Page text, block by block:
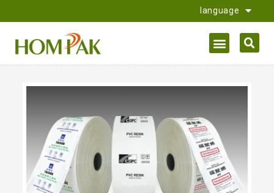
language